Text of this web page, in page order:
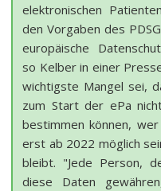
elektronischen
den Vorgaben des
europäische
so Kelber in einer
wichtigste Mangel sei,
zum Start der ePa
bestimmen können,
erst ab 2022 möglich
bleibt. "Jede Person,
diese Daten